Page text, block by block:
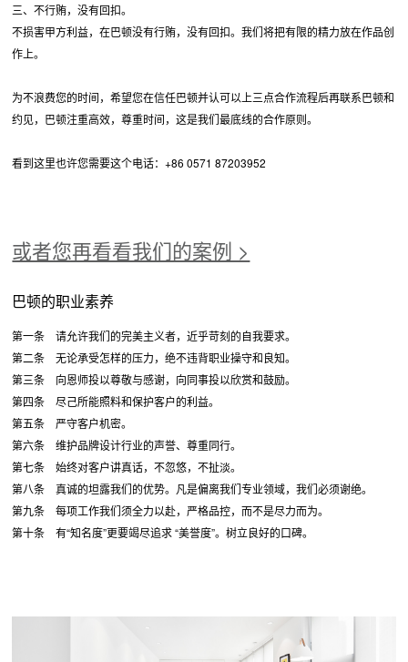
三、不行贿，没有回扣。
不损害甲方利益，在巴顿没有行贿，没有回扣。我们将把有限的精力放在作品创
作上。
为不浪费您的时间，希望您在信任巴顿并认可以上三点合作流程后再联系巴顿和
约见，巴顿注重高效，尊重时间，这是我们最底线的合作原则。
看到这里也许您需要这个电话：+86 0571 87203952
或者您再看看我们的案例 >
巴顿的职业素养
第一条 请允许我们的完美主义者，近乎苛刻的自我要求。
第二条 无论承受怎样的压力，绝不违背职业操守和良知。
第三条 向恩师投以尊敬与感谢，向同事投以欣赏和鼓励。
第四条 尽己所能照料和保护客户的利益。
第五条 严守客户机密。
第六条 维护品牌设计行业的声誉、尊重同行。
第七条 始终对客户讲真话，不忽悠，不扯淡。
第八条 真诚的坦露我们的优势。凡是偏离我们专业领域，我们必须谢绝。
第九条 每项工作我们须全力以赴，严格品控，而不是尽力而为。
第十条 有“知名度”更要竭尽追求 “美誉度”。树立良好的口碑。